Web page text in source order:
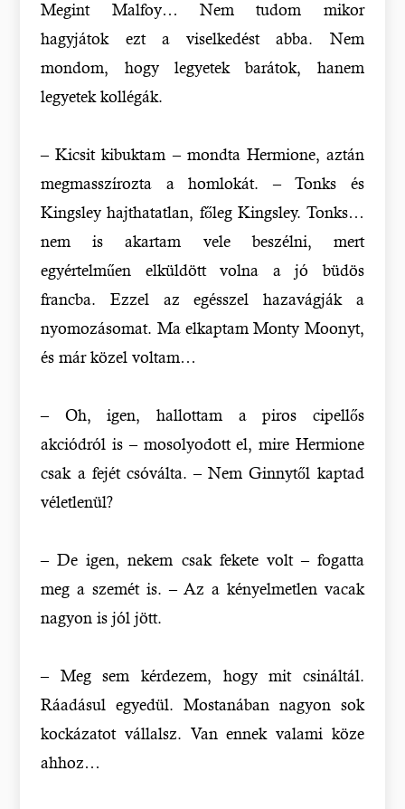
Megint Malfoy… Nem tudom mikor
hagyjátok ezt a viselkedést abba. Nem
mondom, hogy legyetek barátok, hanem
legyetek kollégák.
– Kicsit kibuktam – mondta Hermione, aztán
megmasszírozta a homlokát. – Tonks és
Kingsley hajthatatlan, főleg Kingsley. Tonks…
nem is akartam vele beszélni, mert
egyértelműen elküldött volna a jó büdös
francba. Ezzel az egésszel hazavágják a
nyomozásomat. Ma elkaptam Monty Moonyt,
és már közel voltam…
– Oh, igen, hallottam a piros cipellős
akciódról is – mosolyodott el, mire Hermione
csak a fejét csóválta. – Nem Ginnytől kaptad
véletlenül?
– De igen, nekem csak fekete volt – fogatta
meg a szemét is. – Az a kényelmetlen vacak
nagyon is jól jött.
– Meg sem kérdezem, hogy mit csináltál.
Ráadásul egyedül. Mostanában nagyon sok
kockázatot vállalsz. Van ennek valami köze
ahhoz…